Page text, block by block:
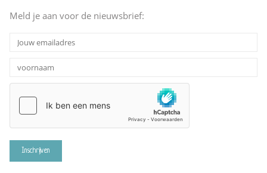
Meld je aan voor de nieuwsbrief: